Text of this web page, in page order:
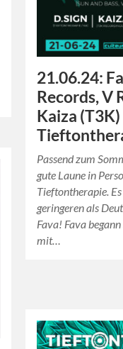
21.06.24:
Records, V
Kaiza
Passend zum
gute Laune in
Tieftontherapie.
geringeren als
Fava! Fava
mit…